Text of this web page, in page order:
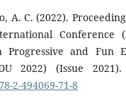
A. C. (2022).
Conference
Progressive and Fun
2022) (Issue
2-494069-71-8